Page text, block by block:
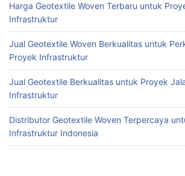
Harga Geotextile Woven Terbaru untuk
Infrastruktur
Jual Geotextile Woven Berkualitas untuk
Proyek Infrastruktur
Jual Geotextile Berkualitas untuk Proyek
Infrastruktur
Distributor Geotextile Woven Terpercaya
Infrastruktur Indonesia